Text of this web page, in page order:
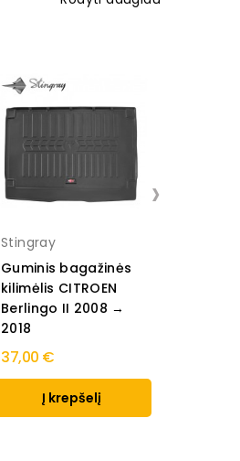
Stingray
Guminis bagažinės
kilimėlis CITROEN
Berlingo II 2008 →
2018
37,00 €
Į krepšelį
›